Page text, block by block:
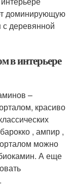
доминирующую
с деревянной
в интерьере
–
красиво
, ампир ,
можно
А еще